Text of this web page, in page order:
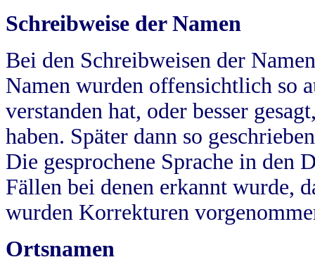
Schreibweise der Namen
Bei den Schreibweisen der
Namen wurden offensichtlich so
verstanden hat, oder besser
haben. Später dann so
Die gesprochene Sprache in
Fällen bei denen erkannt wurde,
wurden Korrekturen
Ortsnamen